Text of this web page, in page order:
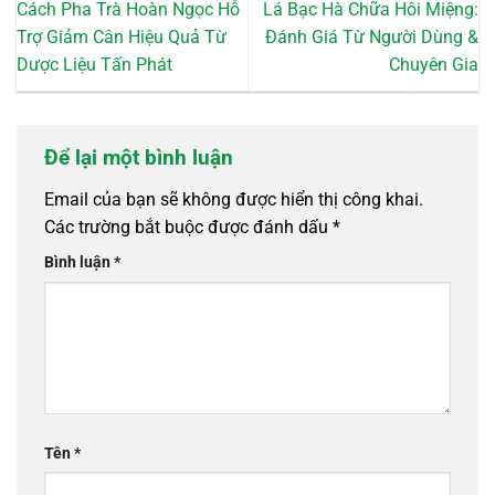
Cách Pha Trà Hoàn Ngọc Hỗ
Trợ Giảm Cân Hiệu Quả Từ
Dược Liệu Tấn Phát
Lá Bạc Hà Chữa Hôi Miệng:
Đánh Giá Từ Người Dùng &
Chuyên Gia
Để lại một bình luận
Email của bạn sẽ không được hiển thị công khai.
Các trường bắt buộc được đánh dấu *
Bình luận*
Tên*